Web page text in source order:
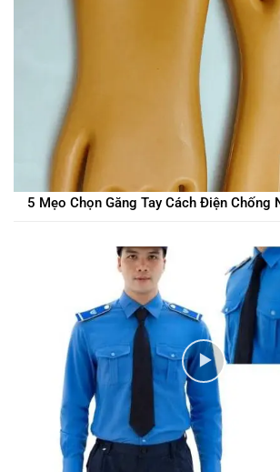
5 Mẹo Chọn Găng Tay Cách Điện Chống